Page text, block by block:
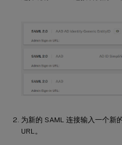
为新的 SAML 连接输入一个新
URL。